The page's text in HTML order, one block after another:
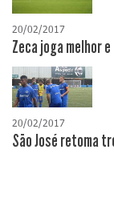
20/02/2017
Zeca joga melhor
20/02/2017
São José retoma